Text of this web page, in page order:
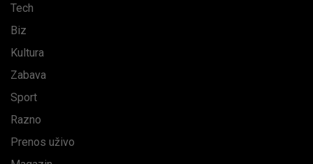
Tech
Biz
Kultura
Zabava
Sport
Razno
Prenos uživo